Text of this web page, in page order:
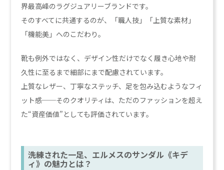
界最高峰のラグジュアリーブランドです。
そのすべてに共通するのが、「職人技」「上質な素材」
「機能美」へのこだわり。
靴も例外ではなく、デザイン性だけでなく履き心地や耐
久性に至るまで細部にまで配慮されています。
上質なレザー、丁寧なステッチ、足を包み込むようなフィ
ット感──そのクオリティは、ただのファッションを超え
た“資産価値”としても評価されています。
洗練された一足、エルメスのサンダル《キデ
ィ》の魅力とは？